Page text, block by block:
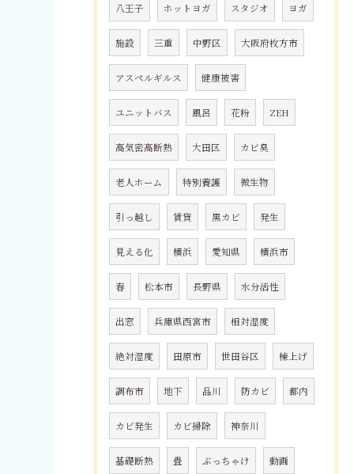
八王子 ホットヨガ スタジオ ヨガ
施設 三重 中野区 大阪府枚方市
アスペルギルス 健康被害
ユニットバス 風呂 花粉 ZEH
高気密高断熱 大田区 カビ臭
老人ホーム 特別養護 微生物
引っ越し 賃貸 黒カビ 発生
見える化 横浜 愛知県 横浜市
春 松本市 長野県 水分活性
出窓 兵庫県西宮市 相対湿度
絶対湿度 田原市 世田谷区 棟上げ
調布市 地下 品川 防カビ 都内
カビ発生 カビ掃除 神奈川
基礎断熱 畳 ぶっちゃけ 動画